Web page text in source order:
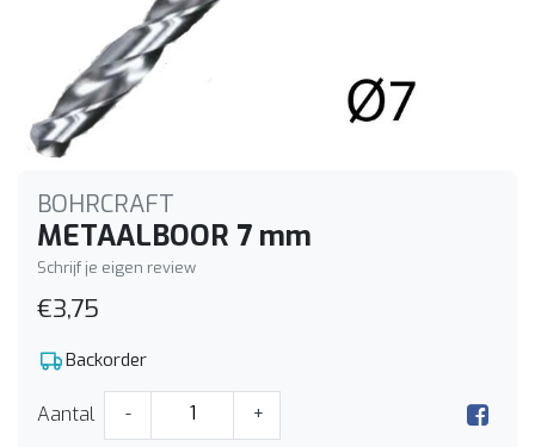
BOHRCRAFT
METAALBOOR 7 mm
Schrijf je eigen review
€3,75
Backorder
Aantal - +